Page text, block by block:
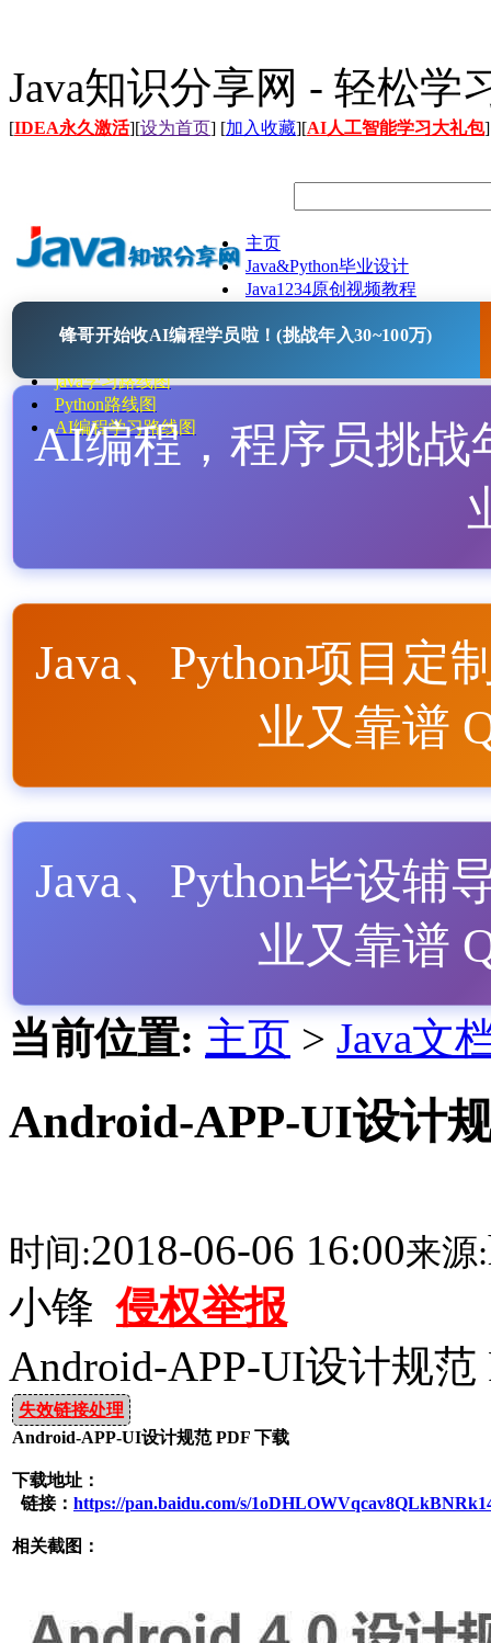
Java知识分享网 - 轻松学
[IDEA永久激活][设为首页] [加入收藏][AI人工智能学习大礼包]
主页
Java&Python毕业设计
Java1234原创视频教程
Java开源项目
java学习路线图
Python路线图
AI编程学习路线图
锋哥开始收AI编程学员啦！(挑战年入30~100万)
AI编程，程序员挑战
Java、Python项目定
业又靠谱
Java、Python毕设辅
业又靠谱
当前位置: 主页 > Java文
Android-APP-UI设计
时间:2018-06-06 16:00来源:
小锋侵权举报
Android-APP-UI设计规范
失效链接处理
Android-APP-UI设计规范 PDF 下载
下载地址：
链接： https://pan.baidu.com/s/
相关截图：